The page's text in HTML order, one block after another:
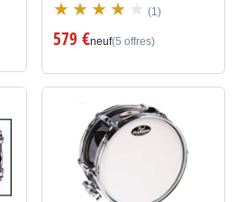
(1)
579 €neuf(5 offres)